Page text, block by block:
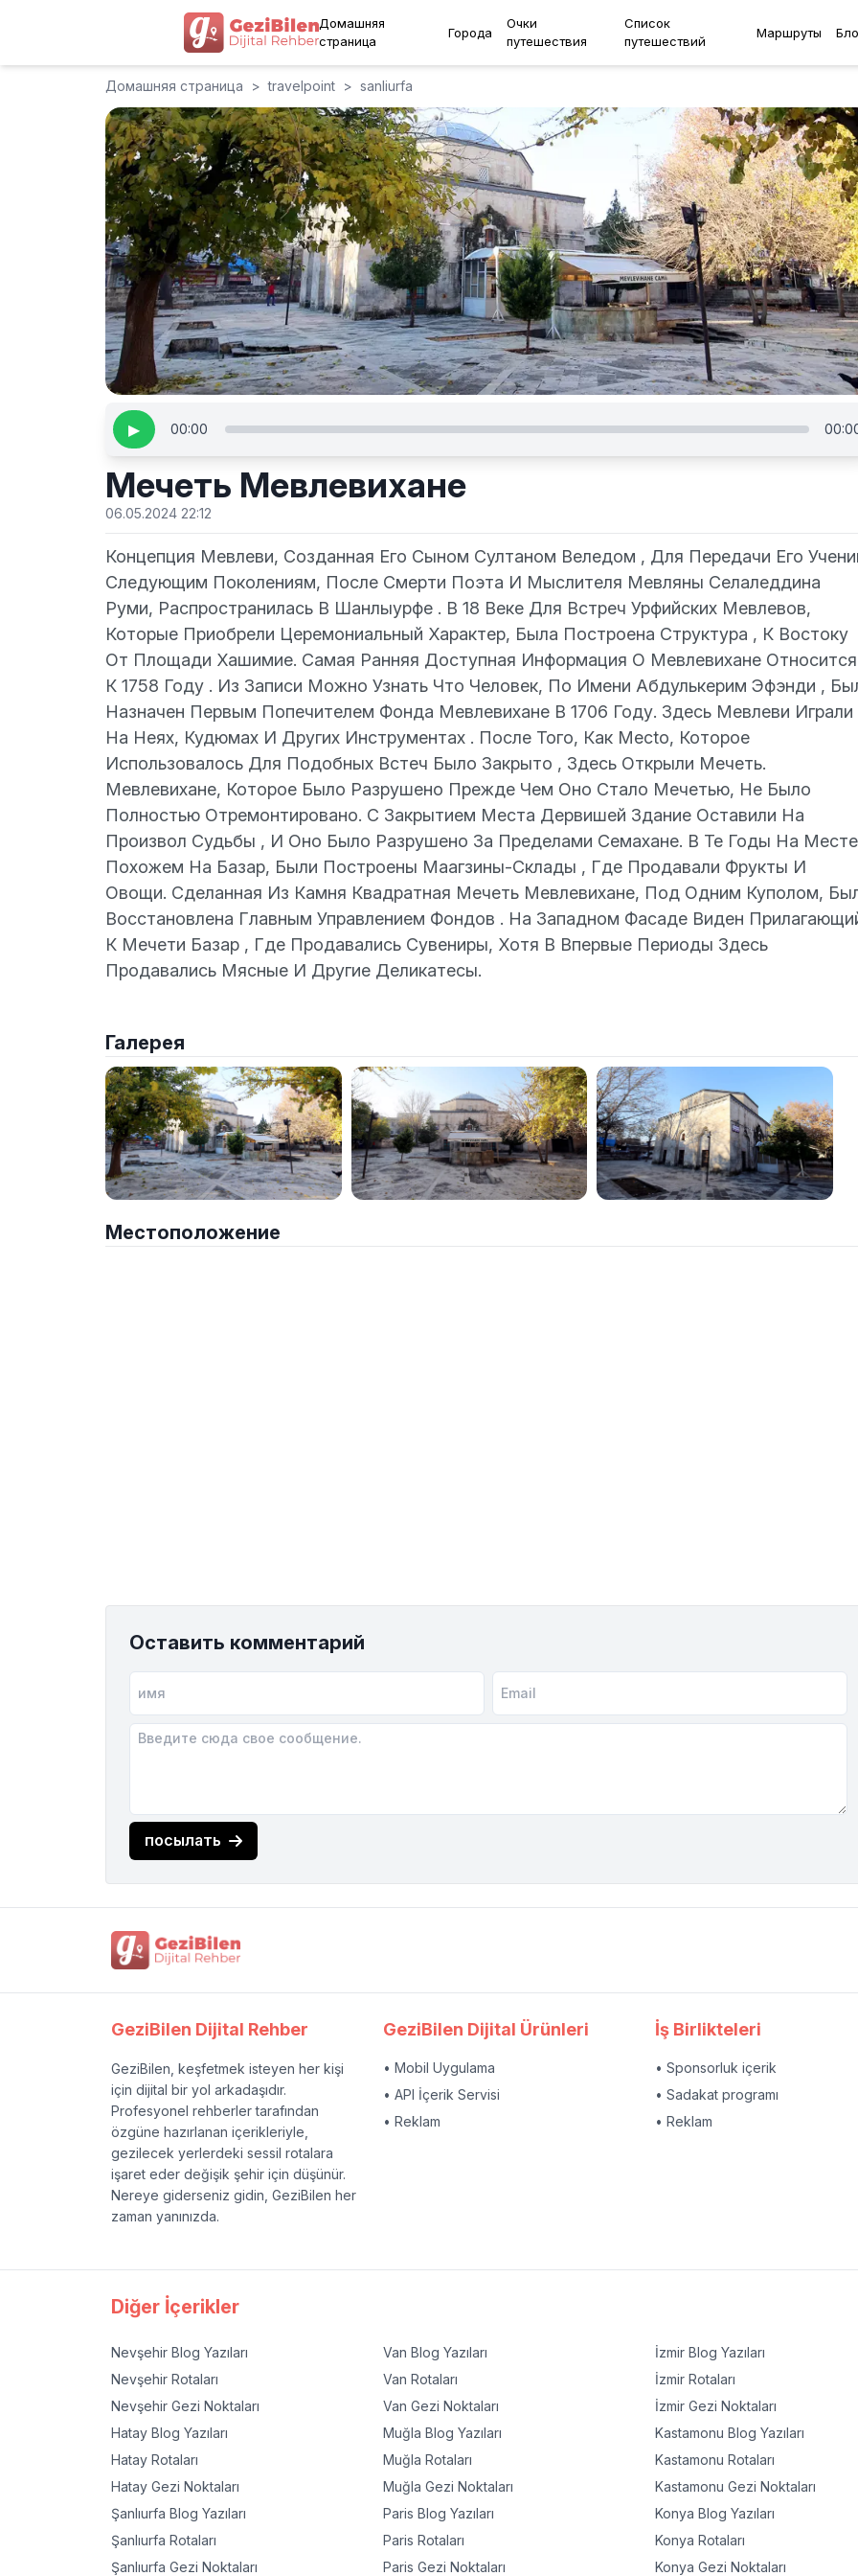
Домашняя
страница
Города
Очки
путешествия
Список
путешествий
Маршруты
Домашняя страница > travelpoint > sanliurfa
▶ 00:00
Мечеть Мевлевихане
06.05.2024 22:12
Концепция Мевлеви, Созданная Его Сыном Султаном Веледом , Для Передачи Его
Следующим Поколениям, После Смерти Поэта И Мыслителя Мевляны Селаледдина
Руми, Распространилась В Шанлыурфе . В 18 Веке Для Встреч Урфийских Мевлевов,
Которые Приобрели Церемониальный Характер, Была Построена Структура , К Востоку
От Площади Хашимие. Самая Ранняя Доступная Информация О Мевлевихане Относится
К 1758 Году . Из Записи Можно Узнать Что Человек, По Имени Абдулькерим Эфэнди ,
Назначен Первым Попечителем Фонда Мевлевихане В 1706 Году. Здесь Мевлеви Играли
На Неях, Кудюмах И Других Инструментах . После Того, Как Меcto, Которое
Использовалось Для Подобных Встеч Было Закрыто , Здесь Открыли Мечеть.
Мевлевихане, Которое Было Разрушено Прежде Чем Оно Стало Мечетью, Не Было
Полностью Отремонтировано. С Закрытием Места Дервишей Здание Оставили На
Произвол Судьбы , И Оно Было Разрушено За Пределами Семахане. В Те Годы На
Похожем На Базар, Были Построены Маагзины-Склады , Где Продавали Фрукты И
Овощи. Сделанная Из Камня Квадратная Мечеть Мевлевихане, Под Одним Куполом,
Восстановлена Главным Управлением Фондов . На Западном Фасаде Виден
К Мечети Базар , Где Продавались Сувениры, Хотя B Впервые Периоды Здесь
Продавались Мясные И Другие Деликатесы.
Галерея
Местоположение
Оставить комментарий
посылать
GeziBilen Dijital Rehber
GeziBilen, keşfetmek isteyen her kişi
için dijital bir yol arkadaşıdır.
Profesyonel rehberler tarafından
özgüne hazırlanan içerikleriyle,
gezilecek yerlerdeki sessil rotalara
işaret eder değişik şehir için düşünür.
Nereye giderseniz gidin, GeziBilen her
zaman yanınızda.
GeziBilen Dijital Ürünleri
• Mobil Uygulama
• API İçerik Servisi
• Reklam
İş Birlikteleri
• Sponsorluk içerik
• Sadakat programı
• Reklam
Diğer İçerikler
Nevşehir Blog Yazıları
Nevşehir Rotaları
Nevşehir Gezi Noktaları
Hatay Blog Yazıları
Hatay Rotaları
Hatay Gezi Noktaları
Şanlıurfa Blog Yazıları
Şanlıurfa Rotaları
Şanlıurfa Gezi Noktaları
Van Blog Yazıları
Van Rotaları
Van Gezi Noktaları
Muğla Blog Yazıları
Muğla Rotaları
Muğla Gezi Noktaları
Paris Blog Yazıları
Paris Rotaları
Paris Gezi Noktaları
İzmir Blog Yazıları
İzmir Rotaları
İzmir Gezi Noktaları
Kastamonu Blog Yazıları
Kastamonu Rotaları
Kastamonu Gezi Noktaları
Konya Blog Yazıları
Konya Rotaları
Konya Gezi Noktaları